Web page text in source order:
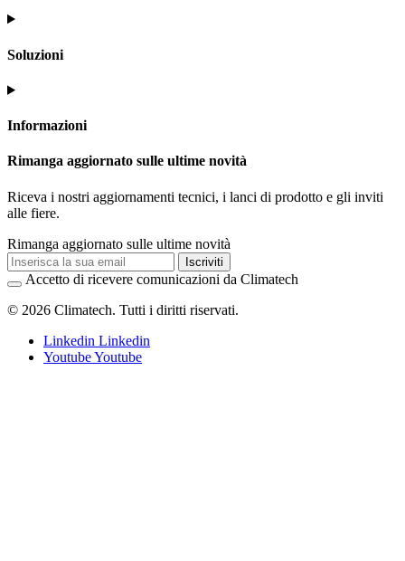
Soluzioni
Informazioni
Rimanga aggiornato sulle ultime novità
Riceva i nostri aggiornamenti tecnici, i lanci di prodotto e gli inviti
alle fiere.
Rimanga aggiornato sulle ultime novità
Iscriviti
Accetto di ricevere comunicazioni da Climatech
© 2026 Climatech. Tutti i diritti riservati.
Linkedin Linkedin
YoutubeYoutube